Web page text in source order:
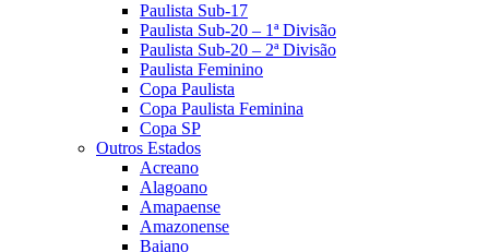
Paulista Sub-17
Paulista Sub-20 – 1ª Divisão
Paulista Sub-20 – 2ª Divisão
Paulista Feminino
Copa Paulista
Copa Paulista Feminina
Copa SP
Outros Estados
Acreano
Alagoano
Amapaense
Amazonense
Baiano